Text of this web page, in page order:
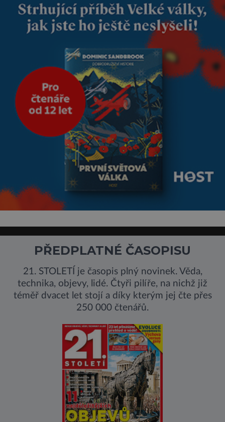
se draly blonďaté vlásky. Fakt,
že jsou těla dávných lidí
nesmírně dobře zachovalá,
přičítají odborníci zdejším
klimatickým podmínkám.
Sucho, prosolené písky a
extrémně
PŘEDPLATNÉ ČASOPISU
21. STOLETÍ je časopis plný novinek. Věda,
technika, objevy, lidé. Čtyři pilíře, na nichž již
téměř dvacet let stojí a díky kterým jej čte přes
250 000 čtenářů.